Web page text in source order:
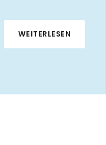
WEITERLESEN